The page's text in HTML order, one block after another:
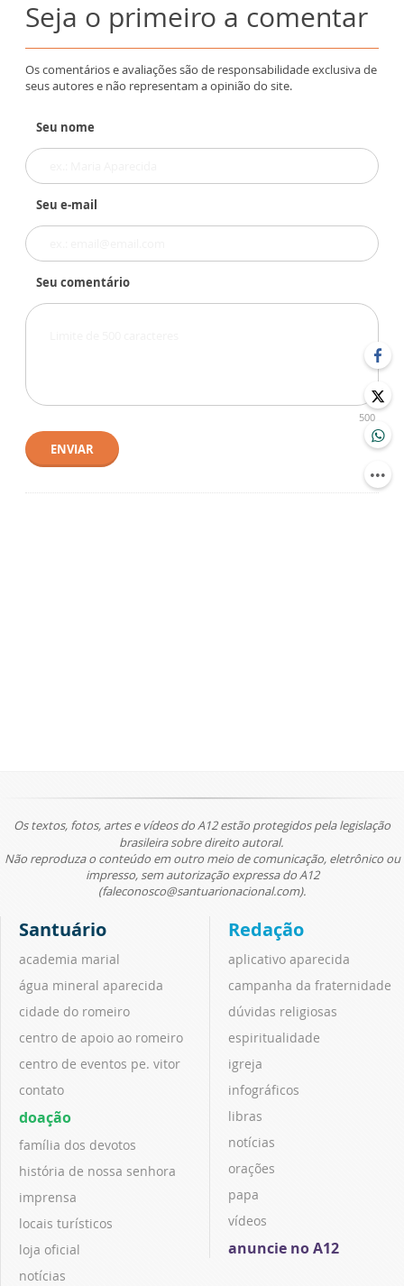
Seja o primeiro a comentar
Os comentários e avaliações são de responsabilidade exclusiva de
seus autores e não representam a opinião do site.
Seu nome
Seu e-mail
Seu comentário
500
ENVIAR
Os textos, fotos, artes e vídeos do A12 estão protegidos pela legislação
brasileira sobre direito autoral.
Não reproduza o conteúdo em outro meio de comunicação, eletrônico ou
impresso, sem autorização expressa do A12
(faleconosco@santuarionacional.com).
Santuário
academia marial
água mineral aparecida
cidade do romeiro
centro de apoio ao romeiro
centro de eventos pe. vitor
contato
doação
família dos devotos
história de nossa senhora
imprensa
locais turísticos
loja oficial
notícias
Redação
aplicativo aparecida
campanha da fraternidade
dúvidas religiosas
espiritualidade
igreja
infográficos
libras
notícias
orações
papa
vídeos
anuncie no A12